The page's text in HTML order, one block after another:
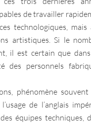
de travailler
technologiques, mais
artistiques. Si le
il est certain que
des personnels
phénomène
de l’anglais
équipes techniques,